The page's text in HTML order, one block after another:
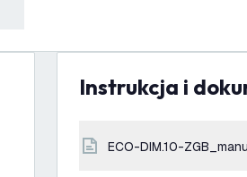
Instrukcja i
ECO-DIM.10-